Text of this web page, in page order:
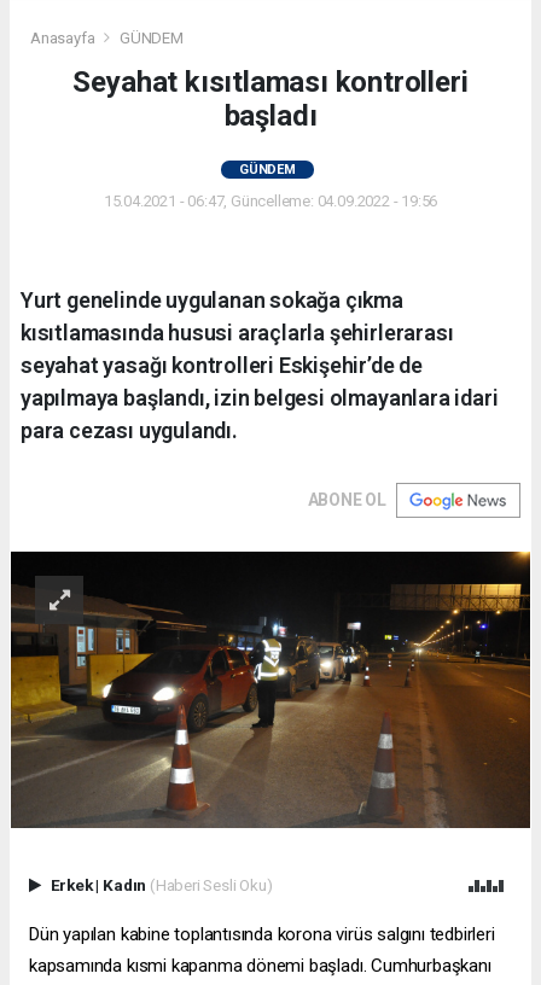
Anasayfa GÜNDEM
Seyahat kısıtlaması kontrolleri
başladı
GÜNDEM
15.04.2021 - 06:47, Güncelleme: 04.09.2022 - 19:56
Yurt genelinde uygulanan sokağa çıkma
kısıtlamasında hususi araçlarla şehirlerarası
seyahat yasağı kontrolleri Eskişehir’de de
yapılmaya başlandı, izin belgesi olmayanlara idari
para cezası uygulandı.
ABONE OL
Erkek| Kadın (Haberi Sesli Oku)
Dün yapılan kabine toplantısında korona virüs salgını tedbirleri
kapsamında kısmi kapanma dönemi başladı. Cumhurbaşkanı